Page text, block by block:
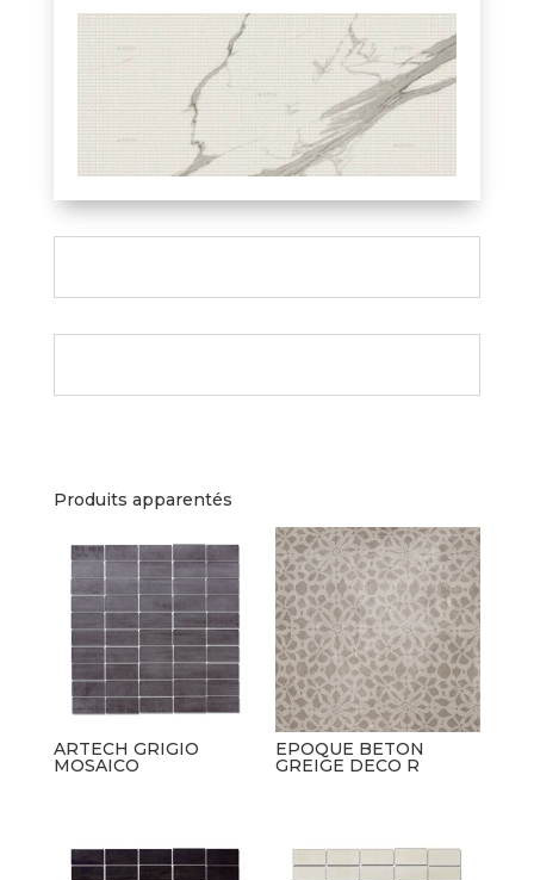
Produits apparentés
ARTECH GRIGIO
MOSAICO
EPOQUE BETON
GREIGE DECO R